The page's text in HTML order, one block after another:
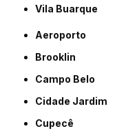
Vila Buarque
Aeroporto
Brooklin
Campo Belo
Cidade Jardim
Cupecê